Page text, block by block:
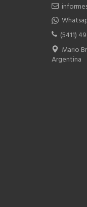
(5411)
Mario
Argentina